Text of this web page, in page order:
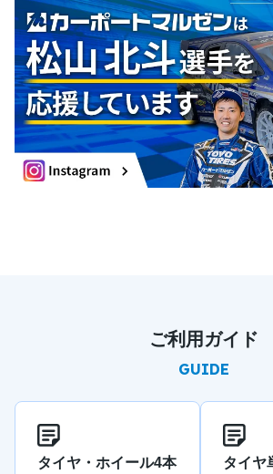
ご利用ガイド
GUIDE
タイヤ・ホイール4本
タイヤ